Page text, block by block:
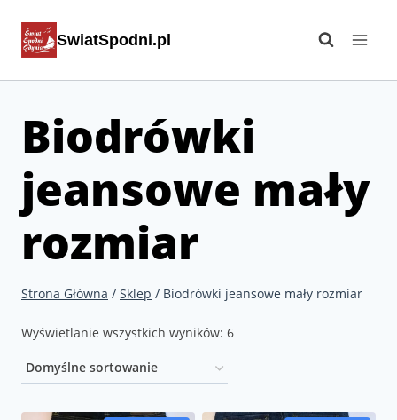
SwiatSpodni.pl
Biodrówki
jeansowe mały
rozmiar
Strona Główna / Sklep / Biodrówki jeansowe mały rozmiar
Wyświetlanie wszystkich wyników: 6